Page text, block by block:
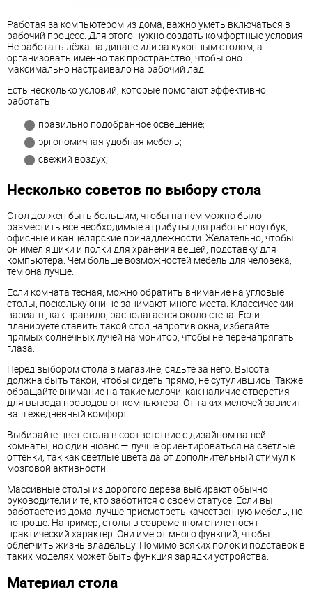
Работая за компьютером из дома, важно уметь включаться в
рабочий процесс. Для этого нужно создать комфортные условия.
Не работать лёжа на диване или за кухонным столом, а
организовать именно так пространство, чтобы оно
максимально настраивало на рабочий лад.
Есть несколько условий, которые помогают эффективно
работать
правильно подобранное освещение;
эргономичная удобная мебель;
свежий воздух;
Несколько советов по выбору стола
Стол должен быть большим, чтобы на нём можно было
разместить все необходимые атрибуты для работы: ноутбук,
офисные и канцелярские принадлежности. Желательно, чтобы
он имел ящики и полки для хранения вещей, подставку для
компьютера. Чем больше возможностей мебель для человека,
тем она лучше.
Если комната тесная, можно обратить внимание на угловые
столы, поскольку они не занимают много места. Классический
вариант, как правило, располагается около стена. Если
планируете ставить такой стол напротив окна, избегайте
прямых солнечных лучей на монитор, чтобы не перенапрягать
глаза.
Перед выбором стола в магазине, сядьте за него. Высота
должна быть такой, чтобы сидеть прямо, не сутулившись. Также
обращайте внимание на такие мелочи, как наличие отверстия
для вывода проводов от компьютера. От таких мелочей зависит
ваш ежедневный комфорт.
Выбирайте цвет стола в соответствие с дизайном вашей
комнаты, но один нюанс — лучше ориентироваться на светлые
оттенки, так как светлые цвета дают дополнительный стимул к
мозговой активности.
Массивные столы из дорогого дерева выбирают обычно
руководители и те, кто заботится о своём статусе. Если вы
работаете из дома, лучше присмотреть качественную мебель, но
попроще. Например, столы в современном стиле носят
практический характер. Они имеют много функций, чтобы
облегчить жизнь владельцу. Помимо всяких полок и подставок в
таких моделях может быть функция зарядки устройства.
Материал стола